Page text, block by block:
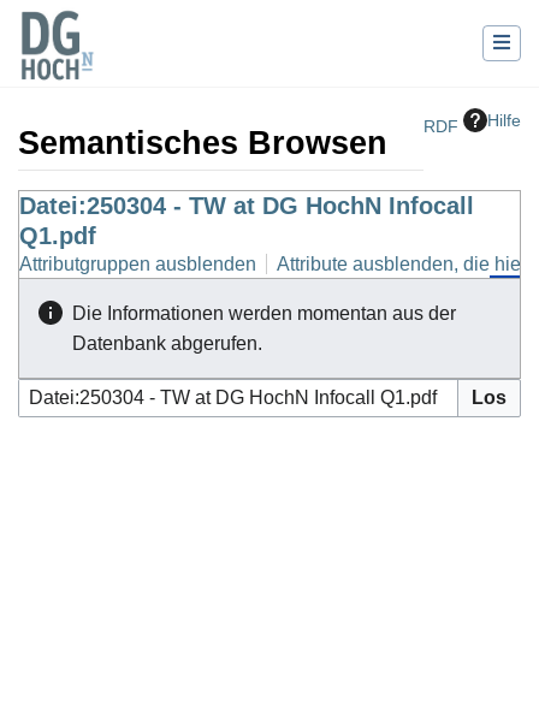
RDF Hilfe
Semantisches Browsen
Wechseln zu:Navigation, Suche
Datei:250304 - TW at DG HochN Infocall
Q1.pdf
Attributgruppen ausblenden Attribute ausblenden, die
Die Informationen werden momentan aus der
Datenbank abgerufen.